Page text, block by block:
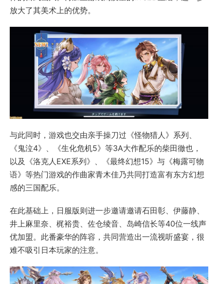
放大了其美术上的优势。
与此同时，游戏也交由亲手操刀过《怪物猎人》系列、
《鬼泣4》、《生化危机5》等3A大作配乐的柴田徹也，
以及《洛克人EXE系列》、《最终幻想15》与《梅露可物
语》等热门游戏的作曲家青木佳乃共同打造富有东方幻想
感的三国配乐。
在此基础上，日服版则进一步邀请邀请石田彰、伊藤静、
井上麻里奈、梶裕贵、佐仓绫音、岛崎信长等40位一线声
优加盟。此番豪华的阵容，共同营造出一流视听盛宴，很
难不吸引日本玩家的注意。